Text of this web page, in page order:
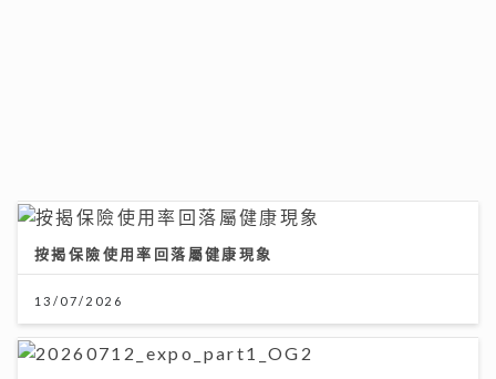
按揭保險使用率回落屬健康現象
13/07/2026